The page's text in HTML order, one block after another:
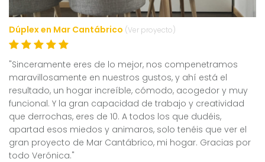
Dúplex en Mar Cantábrico (Ver proyecto)
"Sinceramente eres de lo mejor, nos compenetramos
maravillosamente en nuestros gustos, y ahí está el
resultado, un hogar increíble, cómodo, acogedor y muy
funcional. Y la gran capacidad de trabajo y creatividad
que derrochas, eres de 10. A todos los que dudéis,
apartad esos miedos y animaros, solo tenéis que ver el
gran proyecto de Mar Cantábrico, mi hogar. Gracias por
todo Verónica."